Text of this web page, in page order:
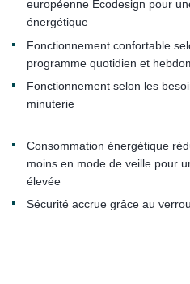
européenne Ecodesign pour
énergétique
Fonctionnement confortable
programme quotidien et
Fonctionnement selon les
minuterie
Consommation énergétique
moins en mode de veille pour
élevée
Sécurité accrue grâce au